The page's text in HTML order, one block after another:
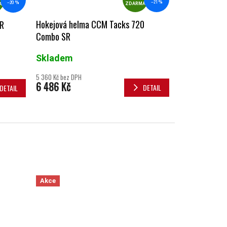
Akce
–20 %
DETAIL
ZDARMA –21 %
Hokejová helma CCM Tacks 720
Combo SR
Skladem
5 360 Kč bez DPH
6 486 Kč DETAIL